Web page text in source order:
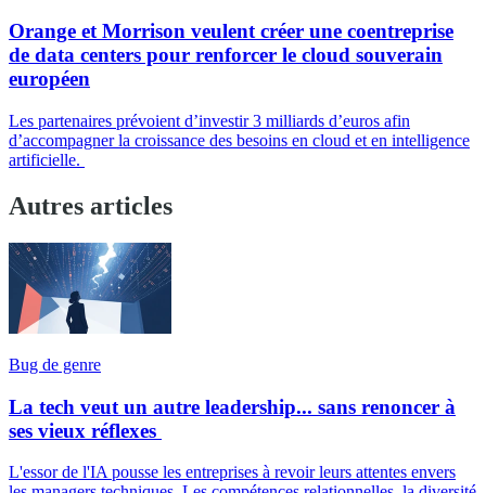
Orange et Morrison veulent créer une coentreprise
de data centers pour renforcer le cloud souverain
européen
Les partenaires prévoient d’investir 3 milliards d’euros afin
d’accompagner la croissance des besoins en cloud et en intelligence
artificielle.
Autres articles
Bug de genre
La tech veut un autre leadership... sans renoncer à
ses vieux réflexes
L'essor de l'IA pousse les entreprises à revoir leurs attentes envers